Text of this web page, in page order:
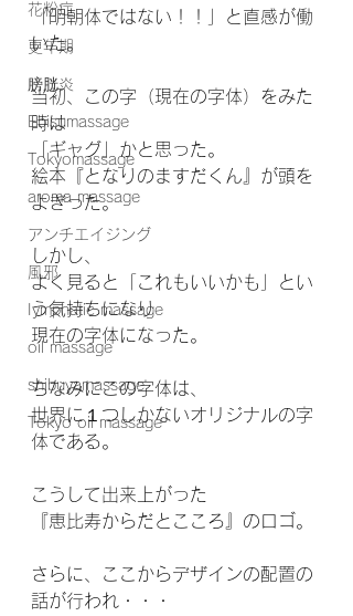
花粉症
更年期
膀胱炎
Ebisumassage
Tokyomassage
aroma massage
アンチエイジング
風邪
Iymphatic massage
oil massage
shibuyamassage
Tokyo oil massage
「明朝体ではない！！」と直感が働
いた。
当初、この字（現在の字体）をみた
時は
「ギャグ」かと思った。
絵本『となりのますだくん』が頭を
よぎった。
しかし、
よく見ると「これもいいかも」とい
う気持ちになり
現在の字体になった。
ちなみにこの字体は、
世界に１つしかないオリジナルの字
体である。
こうして出来上がった
『恵比寿からだとこころ』のロゴ。
さらに、ここからデザインの配置の
話が行われ・・・